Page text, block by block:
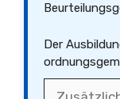
Der